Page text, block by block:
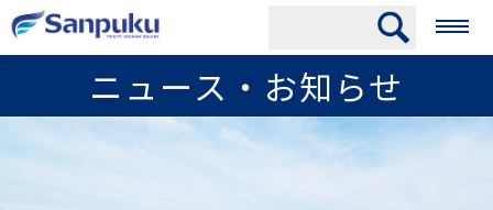
ニュース・お知らせ